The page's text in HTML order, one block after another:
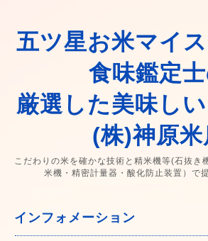
五ツ星お米マイ
食味鑑定
厳選した美味し
(株)神原米
こだわりの米を確かな技術と精米機等(石抜き
米機・精密計量器・酸化防止装置）で
インフォメーション